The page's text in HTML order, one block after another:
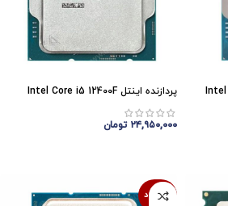
پردازنده اینتل Intel Core i5 12400F
۲۴,۹۵۰,۰۰۰ تومان
ناموجود